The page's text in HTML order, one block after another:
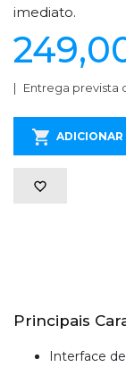
imediato.
Entrega prevista
ADICIONAR
Principais
Interface